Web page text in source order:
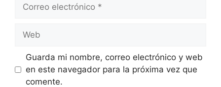
electrónico
Guarda mi nombre, correo electrónico y web
en este navegador para la próxima vez que
comente.